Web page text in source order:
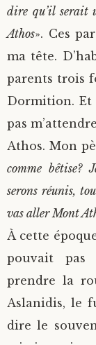
dire qu’il serait
Athos». Ces
ma tête.
parents trois
Dormition. Et
pas
Athos. Mon
comme bêtise?
serons réunis,
vas aller Mont
À cette
pouvait pas
prendre la
Aslanidis, le
dire le